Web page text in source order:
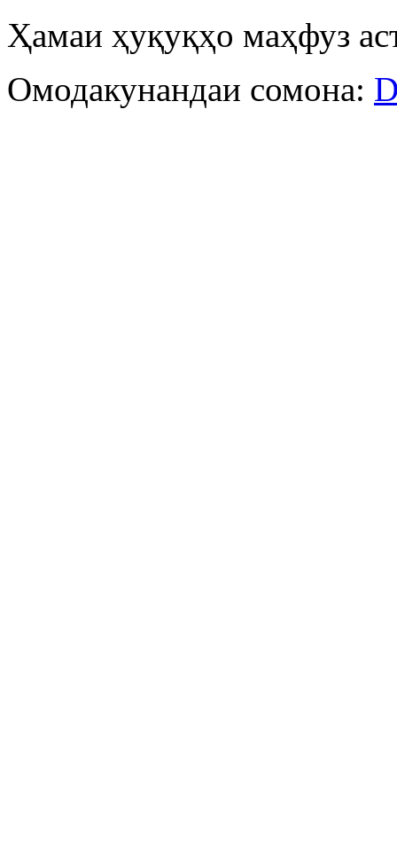
Ҳамаи ҳуқуқҳо маҳфуз
Омодакунандаи сомона: